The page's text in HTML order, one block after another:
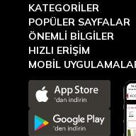
KATEGORILER
POPÜLER SAYFALAR
ÖNEMLI BILGILER
HIZLI ERIŞIM
MOBİL